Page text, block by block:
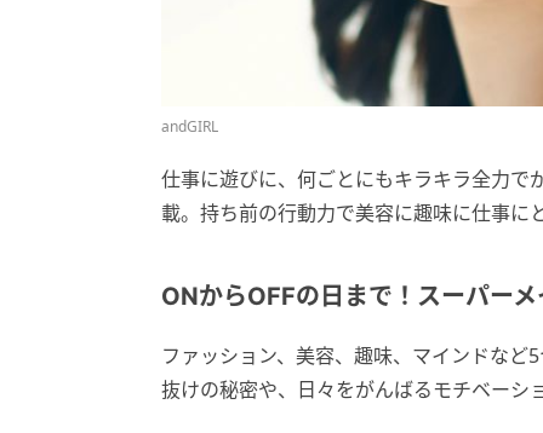
andGIRL
仕事に遊びに、何ごとにもキラキラ全力で
載。持ち前の行動力で美容に趣味に仕事
ONからOFFの日まで！スーパー
ファッション、美容、趣味、マインドな
抜けの秘密や、日々をがんばるモチベーシ